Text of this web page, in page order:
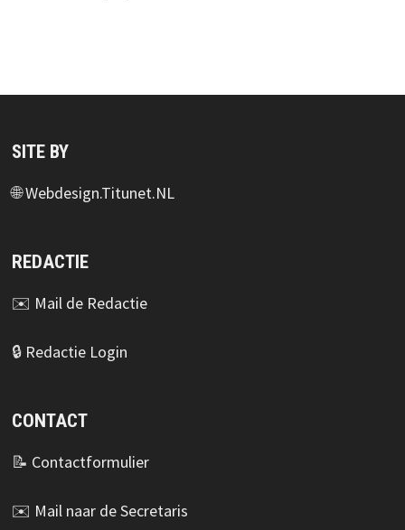
SITE BY
🌐Webdesign.Titunet.NL
REDACTIE
✉️ Mail de Redactie
🔒 Redactie Login
CONTACT
📝 Contactformulier
✉️ Mail naar de Secretaris